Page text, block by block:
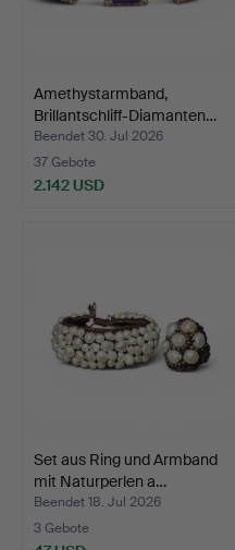
Amethystarmband,
Brillantschliff-Diamanten…
Beendet 30. Jul 2026
37 Gebote
2.142 USD
Set aus Ring und Armband
mit Naturperlen a…
Beendet 18. Jul 2026
3 Gebote